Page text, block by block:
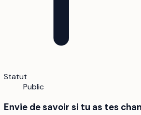
Statut
Public
Envie de savoir si tu as tes